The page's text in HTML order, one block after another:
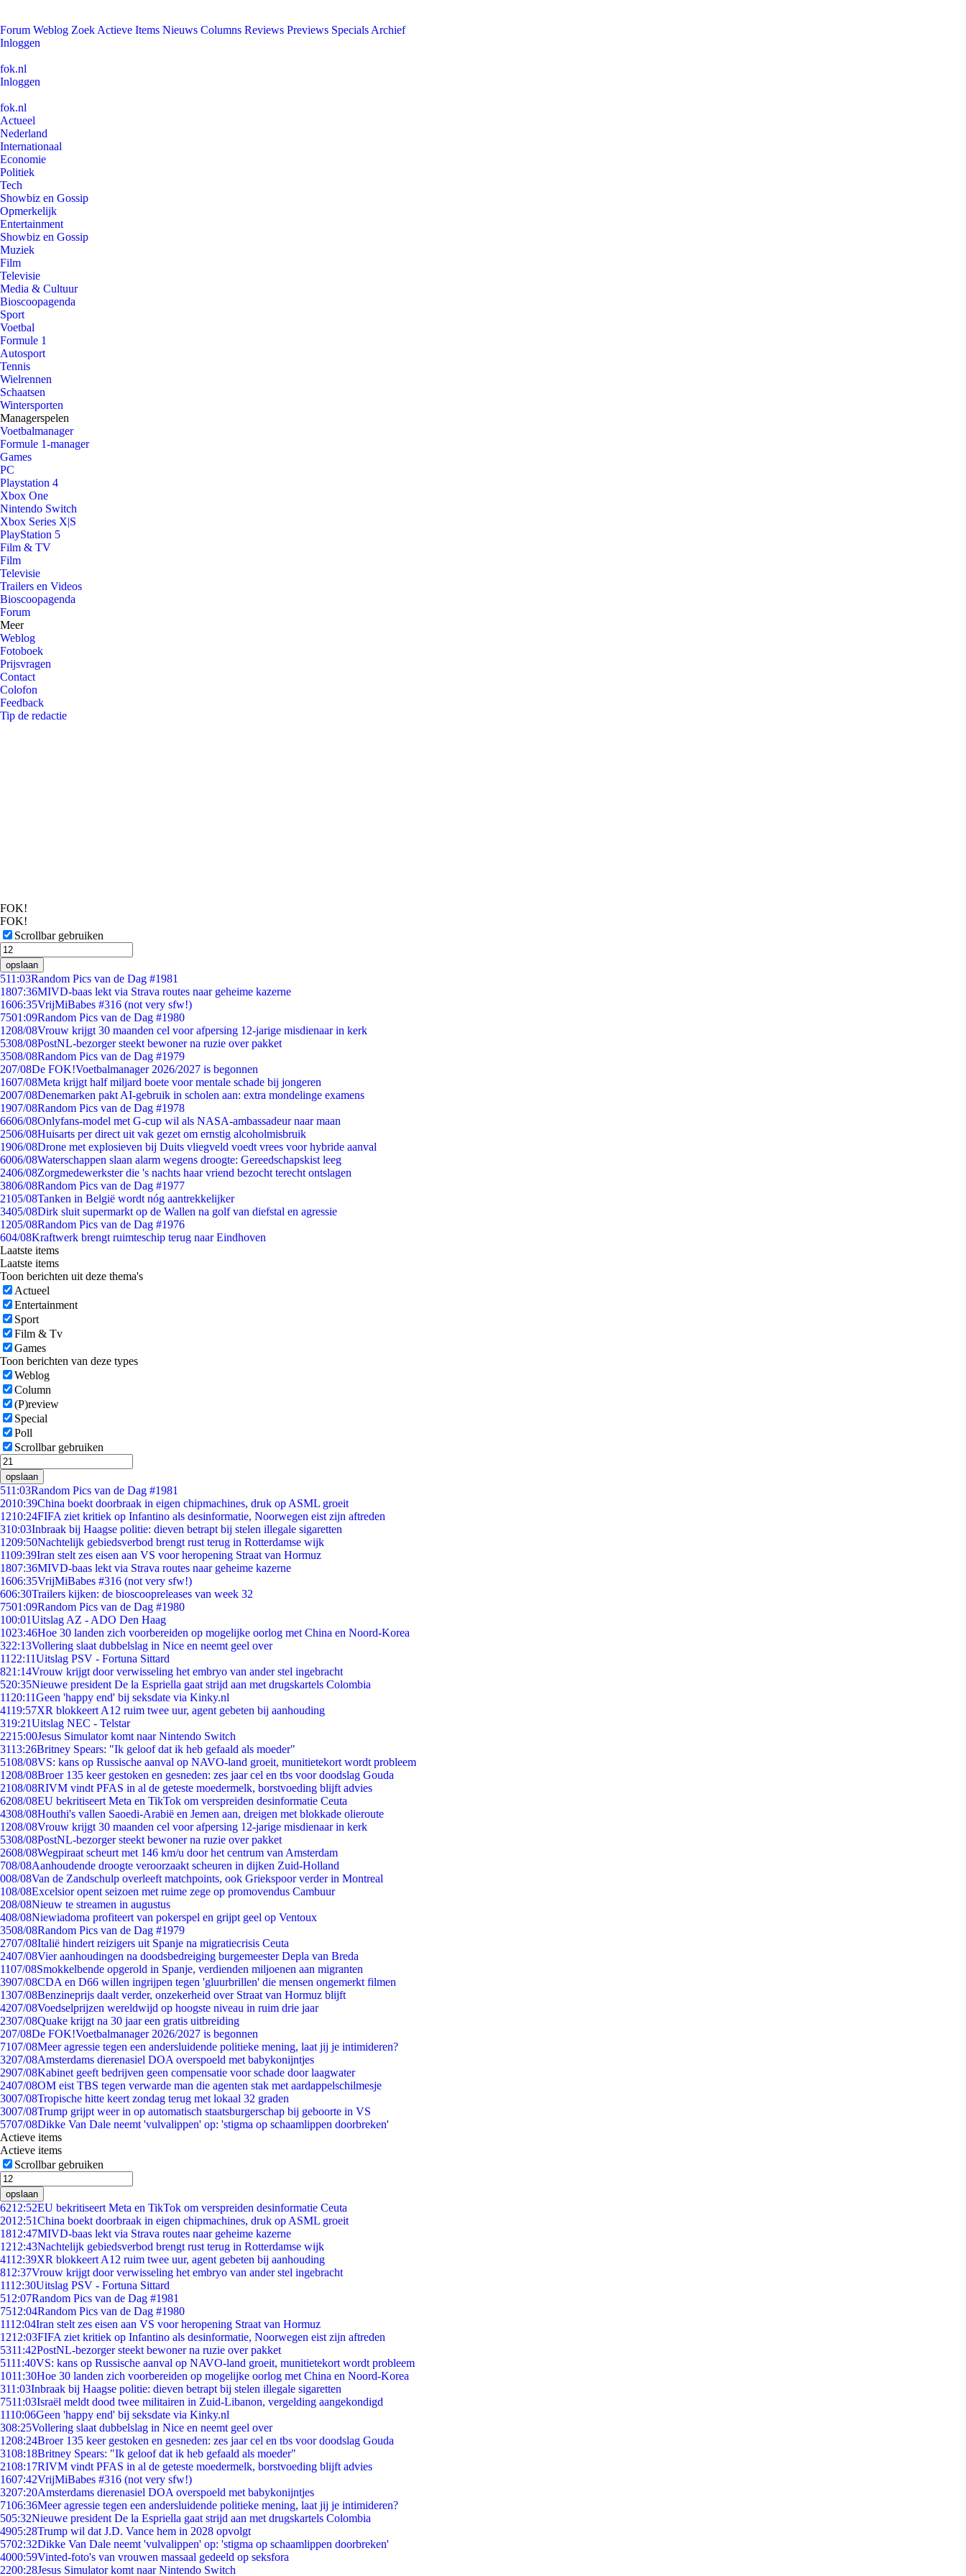
Forum Weblog Zoek Actieve Items Nieuws Columns Reviews Previews Specials Archief
Inloggen
fok.nl
Inloggen
fok.nl
Actueel
Nederland
Internationaal
Economie
Politiek
Tech
Showbiz en Gossip
Opmerkelijk
Entertainment
Showbiz en Gossip
Muziek
Film
Televisie
Media & Cultuur
Bioscoopagenda
Sport
Voetbal
Formule 1
Autosport
Tennis
Wielrennen
Schaatsen
Wintersporten
Managerspelen
Voetbalmanager
Formule 1-manager
Games
PC
Playstation 4
Xbox One
Nintendo Switch
Xbox Series X|S
PlayStation 5
Film & TV
Film
Televisie
Trailers en Videos
Bioscoopagenda
Forum
Meer
Weblog
Fotoboek
Prijsvragen
Contact
Colofon
Feedback
Tip de redactie
FOK!
FOK!
Scrollbar gebruiken
opslaan
511:03Random Pics van de Dag #1981
1807:36MIVD-baas lekt via Strava routes naar geheime kazerne
1606:35VrijMiBabes #316 (not very sfw!)
7501:09Random Pics van de Dag #1980
1208/08Vrouw krijgt 30 maanden cel voor afpersing 12-jarige misdienaar in kerk
5308/08PostNL-bezorger steekt bewoner na ruzie over pakket
3508/08Random Pics van de Dag #1979
207/08De FOK!Voetbalmanager 2026/2027 is begonnen
1607/08Meta krijgt half miljard boete voor mentale schade bij jongeren
2007/08Denemarken pakt AI-gebruik in scholen aan: extra mondelinge examens
1907/08Random Pics van de Dag #1978
6606/08Onlyfans-model met G-cup wil als NASA-ambassadeur naar maan
2506/08Huisarts per direct uit vak gezet om ernstig alcoholmisbruik
1906/08Drone met explosieven bij Duits vliegveld voedt vrees voor hybride aanval
6006/08Waterschappen slaan alarm wegens droogte: Gereedschapskist leeg
2406/08Zorgmedewerkster die 's nachts haar vriend bezocht terecht ontslagen
3806/08Random Pics van de Dag #1977
2105/08Tanken in België wordt nóg aantrekkelijker
3405/08Dirk sluit supermarkt op de Wallen na golf van diefstal en agressie
1205/08Random Pics van de Dag #1976
604/08Kraftwerk brengt ruimteschip terug naar Eindhoven
Laatste items
Laatste items
Toon berichten uit deze thema's
Actueel
Entertainment
Sport
Film & Tv
Games
Toon berichten van deze types
Weblog
Column
(P)review
Special
Poll
Scrollbar gebruiken
opslaan
511:03Random Pics van de Dag #1981
2010:39China boekt doorbraak in eigen chipmachines, druk op ASML groeit
1210:24FIFA ziet kritiek op Infantino als desinformatie, Noorwegen eist zijn aftreden
310:03Inbraak bij Haagse politie: dieven betrapt bij stelen illegale sigaretten
1209:50Nachtelijk gebiedsverbod brengt rust terug in Rotterdamse wijk
1109:39Iran stelt zes eisen aan VS voor heropening Straat van Hormuz
1807:36MIVD-baas lekt via Strava routes naar geheime kazerne
1606:35VrijMiBabes #316 (not very sfw!)
606:30Trailers kijken: de bioscoopreleases van week 32
7501:09Random Pics van de Dag #1980
100:01Uitslag AZ - ADO Den Haag
1023:46Hoe 30 landen zich voorbereiden op mogelijke oorlog met China en Noord-Korea
322:13Vollering slaat dubbelslag in Nice en neemt geel over
11 22:11Uitslag PSV - Fortuna Sittard
821:14Vrouw krijgt door verwisseling het embryo van ander stel ingebracht
520:35Nieuwe president De la Espriella gaat strijd aan met drugskartels Colombia
11 20:11Geen 'happy end' bij seksdate via Kinky.nl
4119:57XR blokkeert A12 ruim twee uur, agent gebeten bij aanhouding
319:21Uitslag NEC - Telstar
2215:00Jesus Simulator komt naar Nintendo Switch
3113:26Britney Spears: "Ik geloof dat ik heb gefaald als moeder"
5108/08VS: kans op Russische aanval op NAVO-land groeit, munitietekort wordt probleem
1208/08Broer 135 keer gestoken en gesneden: zes jaar cel en tbs voor doodslag Gouda
2108/08RIVM vindt PFAS in al de geteste moedermelk, borstvoeding blijft advies
6208/08EU bekritiseert Meta en TikTok om verspreiden desinformatie Ceuta
4308/08Houthi's vallen Saoedi-Arabië en Jemen aan, dreigen met blokkade olieroute
1208/08Vrouw krijgt 30 maanden cel voor afpersing 12-jarige misdienaar in kerk
5308/08PostNL-bezorger steekt bewoner na ruzie over pakket
2608/08Wegpiraat scheurt met 146 km/u door het centrum van Amsterdam
708/08Aanhoudende droogte veroorzaakt scheuren in dijken Zuid-Holland
008/08Van de Zandschulp overleeft matchpoints, ook Griekspoor verder in Montreal
108/08Excelsior opent seizoen met ruime zege op promovendus Cambuur
208/08Nieuw te streamen in augustus
408/08Niewiadoma profiteert van pokerspel en grijpt geel op Ventoux
3508/08Random Pics van de Dag #1979
2707/08Italië hindert reizigers uit Spanje na migratiecrisis Ceuta
2407/08Vier aanhoudingen na doodsbedreiging burgemeester Depla van Breda
1107/08Smokkelbende opgerold in Spanje, verdienden miljoenen aan migranten
3907/08CDA en D66 willen ingrijpen tegen 'gluurbrillen' die mensen ongemerkt filmen
1307/08Benzineprijs daalt verder, onzekerheid over Straat van Hormuz blijft
4207/08Voedselprijzen wereldwijd op hoogste niveau in ruim drie jaar
2307/08Quake krijgt na 30 jaar een gratis uitbreiding
207/08De FOK!Voetbalmanager 2026/2027 is begonnen
7107/08Meer agressie tegen een andersluidende politieke mening, laat jij je intimideren?
3207/08Amsterdams dierenasiel DOA overspoeld met babykonijntjes
2907/08Kabinet geeft bedrijven geen compensatie voor schade door laagwater
2407/08OM eist TBS tegen verwarde man die agenten stak met aardappelschilmesje
3007/08Tropische hitte keert zondag terug met lokaal 32 graden
3007/08Trump grijpt weer in op automatisch staatsburgerschap bij geboorte in VS
5707/08Dikke Van Dale neemt 'vulvalippen' op: 'stigma op schaamlippen doorbreken'
Actieve items
Actieve items
Scrollbar gebruiken
opslaan
6212:52EU bekritiseert Meta en TikTok om verspreiden desinformatie Ceuta
2012:51China boekt doorbraak in eigen chipmachines, druk op ASML groeit
1812:47MIVD-baas lekt via Strava routes naar geheime kazerne
1212:43Nachtelijk gebiedsverbod brengt rust terug in Rotterdamse wijk
4112:39XR blokkeert A12 ruim twee uur, agent gebeten bij aanhouding
812:37Vrouw krijgt door verwisseling het embryo van ander stel ingebracht
1112:30Uitslag PSV - Fortuna Sittard
512:07Random Pics van de Dag #1981
7512:04Random Pics van de Dag #1980
1112:04Iran stelt zes eisen aan VS voor heropening Straat van Hormuz
1212:03FIFA ziet kritiek op Infantino als desinformatie, Noorwegen eist zijn aftreden
5311:42PostNL-bezorger steekt bewoner na ruzie over pakket
5111:40VS: kans op Russische aanval op NAVO-land groeit, munitietekort wordt probleem
1011:30Hoe 30 landen zich voorbereiden op mogelijke oorlog met China en Noord-Korea
311:03Inbraak bij Haagse politie: dieven betrapt bij stelen illegale sigaretten
7511:03Israël meldt dood twee militairen in Zuid-Libanon, vergelding aangekondigd
1110:06Geen 'happy end' bij seksdate via Kinky.nl
308:25Vollering slaat dubbelslag in Nice en neemt geel over
1208:24Broer 135 keer gestoken en gesneden: zes jaar cel en tbs voor doodslag Gouda
3108:18Britney Spears: "Ik geloof dat ik heb gefaald als moeder"
2108:17RIVM vindt PFAS in al de geteste moedermelk, borstvoeding blijft advies
1607:42VrijMiBabes #316 (not very sfw!)
3207:20Amsterdams dierenasiel DOA overspoeld met babykonijntjes
7106:36Meer agressie tegen een andersluidende politieke mening, laat jij je intimideren?
505:32Nieuwe president De la Espriella gaat strijd aan met drugskartels Colombia
4905:28Trump wil dat J.D. Vance hem in 2028 opvolgt
5702:32Dikke Van Dale neemt 'vulvalippen' op: 'stigma op schaamlippen doorbreken'
4000:59Vinted-foto's van vrouwen massaal gedeeld op seksfora
2200:28Jesus Simulator komt naar Nintendo Switch